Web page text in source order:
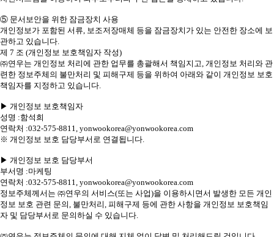
⑤ 문서보안을 위한 잠금장치 사용
개인정보가 포함된 서류, 보조저장매체 등을 잠금장치가 있는 안전한 장소에 보
관하고 있습니다.
제 7 조 (개인정보 보호책임자 작성)
㈜연우는 개인정보 처리에 관한 업무를 총괄해서 책임지고, 개인정보 처리와 관
련한 정보주체의 불만처리 및 피해구제 등을 위하여 아래와 같이 개인정보 보호
책임자를 지정하고 있습니다.
▶ 개인정보 보호책임자
성명 :함석희
연락처 :032-575-8811, yonwookorea@yonwookorea.com
※ 개인정보 보호 담당부서로 연결됩니다.
▶ 개인정보 보호 담당부서
부서명 :마케팅
연락처 :032-575-8811, yonwookorea@yonwookorea.com
정보주체께서는 ㈜연우의 서비스(또는 사업)을 이용하시면서 발생한 모든 개인
정보 보호 관련 문의, 불만처리, 피해구제 등에 관한 사항을 개인정보 보호책임
자 및 담당부서로 문의하실 수 있습니다.